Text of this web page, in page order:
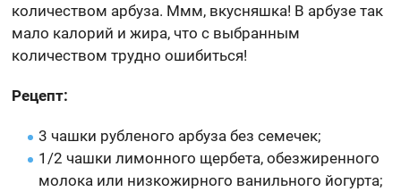
количеством арбуза. Ммм, вкусняшка! В арбузе так
мало калорий и жира, что с выбранным
количеством трудно ошибиться!
Рецепт:
3 чашки рубленого арбуза без семечек;
1/2 чашки лимонного щербета, обезжиренного
молока или низкожирного ванильного йогурта;